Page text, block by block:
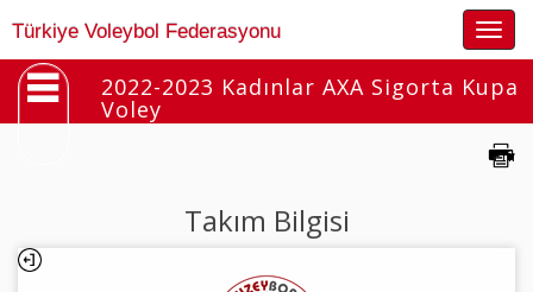
Türkiye Voleybol Federasyonu
2022-2023 Kadınlar AXA Sigorta Kupa
Voley
Takım Bilgisi